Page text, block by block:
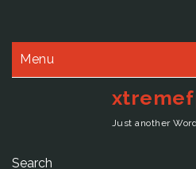
Menu
Just another